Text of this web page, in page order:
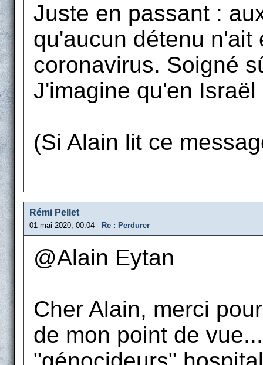
Juste en passant :
qu'aucun détenu
coronavirus. Soigné
J'imagine qu'en
(Si Alain lit ce
Rémi Pellet
01 mai 2020, 00:04 Re : Perdurer
@Alain Eytan
Cher Alain, merci
de mon point de